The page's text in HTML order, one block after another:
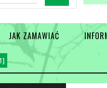
JAK ZAMAWIAĆ